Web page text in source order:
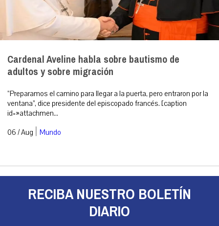
Cardenal Aveline habla sobre bautismo de
adultos y sobre migración
“Preparamos el camino para llegar a la puerta, pero entraron por la
ventana”, dice presidente del episcopado francés. [caption
id=»attachmen...
06 / Aug | Mundo
RECIBA NUESTRO BOLETÍN
DIARIO